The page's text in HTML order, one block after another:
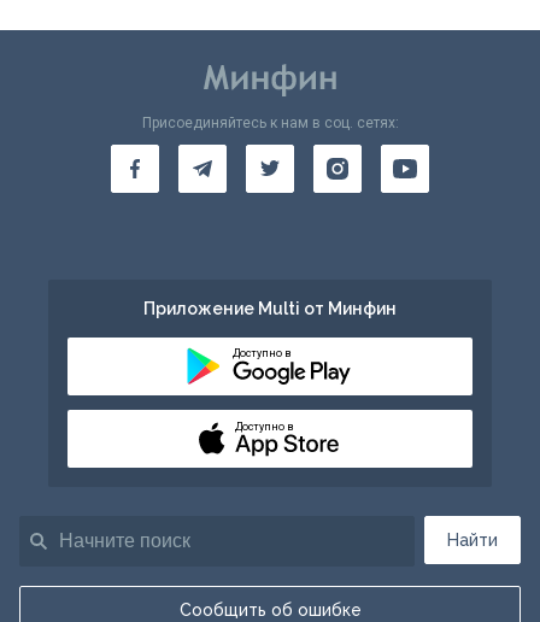
Найти
Сообщить об ошибке
Присоединяйтесь к нам в соц. сетях:
Приложение Multi от Минфин
Доступно в
Доступно в